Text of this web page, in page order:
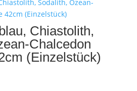
Chiastolith,
Chalcedon
(Einzelstück)